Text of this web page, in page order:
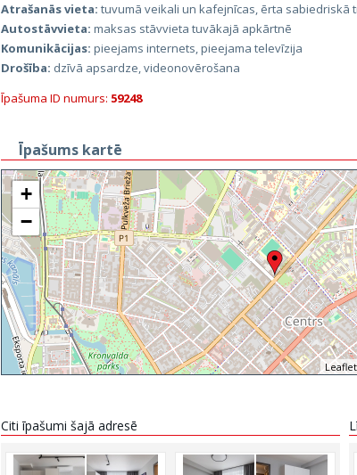
Atrašanās vieta: tuvumā veikali un kafejnīcas, ērta sabiedriskā
Autostāvvieta: maksas stāvvieta tuvākajā apkārtnē
Komunikācijas: pieejams internets, pieejama televīzija
Drošība: dzīvā apsardze, videonovērošana
Īpašuma ID numurs: 59248
Īpašums kartē
+
−
Leaflet
Citi īpašumi šajā adresē